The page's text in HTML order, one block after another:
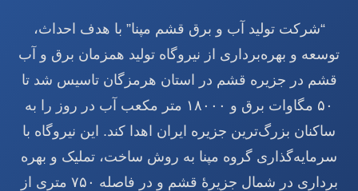
“شرکت تولید آب و برق قشم مپنا” با هدف احداث،
توسعه و بهره‌برداری از نیروگاه تولید همزمان برق و آب
قشم در جزیره قشم در استان هرمزگان تاسیس شد تا
۵۰ مگاوات برق و ۱۸۰۰۰ متر مکعب آب در روز را به
ساکنان بزرگ‌ترین جزیره ایران اهدا کند. این نیروگاه با
سرمایه‌گذاری گروه مپنا به روش ساخت، تملیک و بهره
برداری در شمال جزیرۀ قشم و در فاصله ۷۵۰ متری از